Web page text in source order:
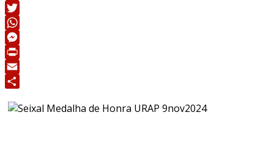
Facebook
Twitter
WhatsApp
Messenger
Print
Email